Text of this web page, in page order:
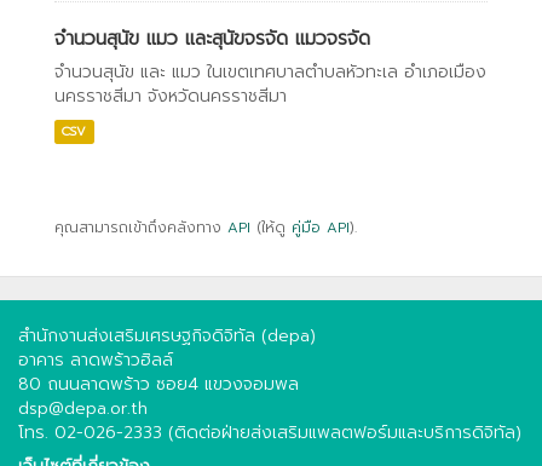
จำนวนสุนัข แมว และสุนัขจรจัด แมวจรจัด
จำนวนสุนัข และ แมว ในเขตเทศบาลตำบลหัวทะเล อำเภอเมือง
นครราชสีมา จังหวัดนครราชสีมา
CSV
คุณสามารถเข้าถึงคลังทาง API (ให้ดู คู่มือ API).
สำนักงานส่งเสริมเศรษฐกิจดิจิทัล (depa)
อาคาร ลาดพร้าวฮิลล์
80 ถนนลาดพร้าว ซอย4 แขวงจอมพล
dsp@depa.or.th
โทร. 02-026-2333 (ติดต่อฝ่ายส่งเสริมแพลตฟอร์มและบริการดิจิทัล)